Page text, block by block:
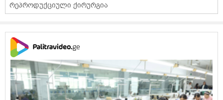
რეპროდუქციული ქირურგია